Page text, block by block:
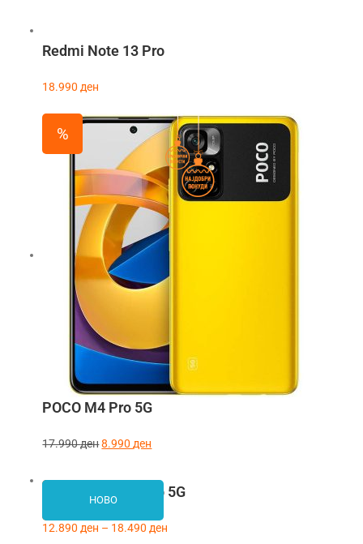
Redmi Note 13 Pro
18.990ден
%
POCO M4 Pro 5G
17.990ден8.990ден
НОВО
Redmi Note 12 Pro 5G
12.890 ден – 18.490 ден